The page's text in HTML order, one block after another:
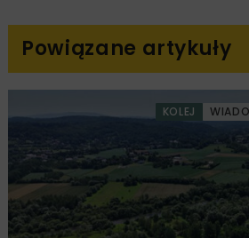
Powiązane artykuły
KOLEJ